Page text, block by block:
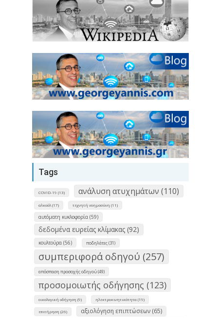
Tags
COVID-19 (13) ανάλυση ατυχημάτων (110)
αλκοόλ (17) τεχνητή νοημοσύνη (11)
αυτόματη κυκλοφορία (59)
δεδομένα ευρείας κλίμακας (92)
κουλτούρα (56) ποδηλάτες (31)
συμπεριφορά οδηγού (257)
απόσπαση προσοχής οδηγού (49)
προσομοιωτής οδήγησης (123)
οικολογική οδήγηση (9) ηλεκτροκινητικότητα (19)
επιτήρηση (26) αξιολόγηση επιπτώσεων (65)